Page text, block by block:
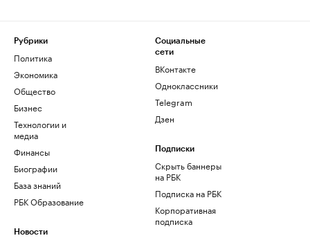
Рубрики
Политика
Экономика
Общество
Бизнес
Технологии и
медиа
Финансы
Биографии
База знаний
РБК Образование
Новости
Социальные
сети
ВКонтакте
Одноклассники
Telegram
Дзен
Подписки
Скрыть баннеры
на РБК
Подписка на РБК
Корпоративная
подписка